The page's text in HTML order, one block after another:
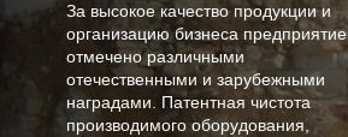
За высокое качество продукции и
организацию бизнеса предприятие
отмечено различными
отечественными и зарубежными
наградами. Патентная чистота
производимого оборудования,